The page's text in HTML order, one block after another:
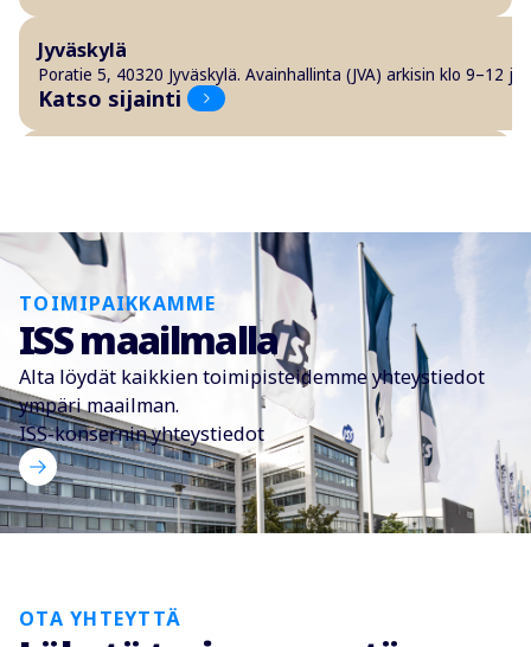
Jyväskylä
Poratie 5, 40320 Jyväskylä. Avainhallinta (JVA) arkisin klo 9–12
Katso sijainti
Kuopio
Viestikatu 7 A 3. krs, 70600 Kuopio, arkisin klo 8-11 ja 12-16
Katso sijainti
Lahti
Kallio-Pietilänkatu 1, 15800 Lahti
Katso sijainti
Oulu
Kaarnatie 44 B, 90530 Oulu
Pori
TOIMIPAIKKAMME
ISS maailmalla
Alta löydät kaikkien toimipisteidemme yhteystiedot
ympäri maailman.
ISS-konsernin yhteystiedot
OTA YHTEYTTÄ